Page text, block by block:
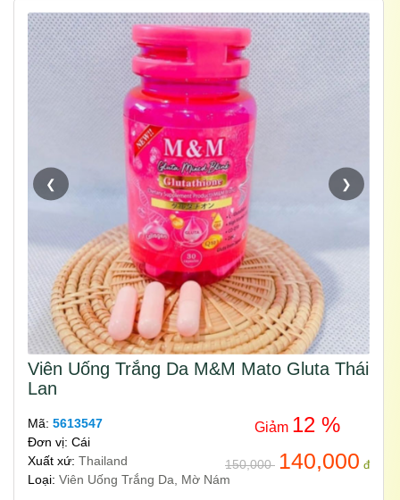
❮ ❯
Viên Uống Trắng Da M&M Mato Gluta Thái
Lan
Giảm 12 %
150,000 140,000 đ
Mã: 5613547
Đơn vị: Cái
Xuất xứ: Thailand
Loại: Viên Uống Trắng Da, Mờ Nám